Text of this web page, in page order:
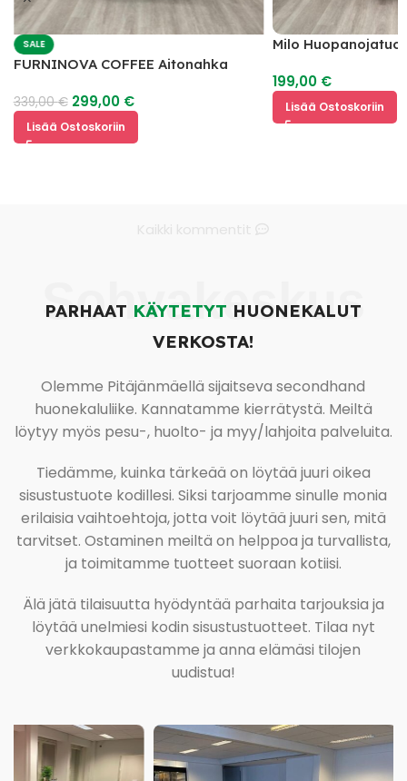
SALE
FURNINOVA COFFEE Aitonahka
339,00€ 299,00 €
Lisää Ostoskoriin
Milo
199,00 €
Lisää Ostoskoriin
Sohvakeskus
PARHAAT KÄYTETYT HUONEKALUT
VERKOSTA!
Olemme Pitäjänmäellä sijaitseva secondhand
huonekaluliike. Kannatamme kierrätystä. Meiltä
löytyy myös pesu-, huolto- ja myy/lahjoita palveluita.
Tiedämme, kuinka tärkeää on löytää juuri oikea
sisustustuote kodillesi. Siksi tarjoamme sinulle monia
erilaisia vaihtoehtoja, jotta voit löytää juuri sen, mitä
tarvitset. Ostaminen meiltä on helppoa ja turvallista,
ja toimitamme tuotteet suoraan kotiisi.
Älä jätä tilaisuutta hyödyntää parhaita tarjouksia ja
löytää unelmiesi kodin sisustustuotteet. Tilaa nyt
verkkokaupastamme ja anna elämäsi tilojen
uudistua!